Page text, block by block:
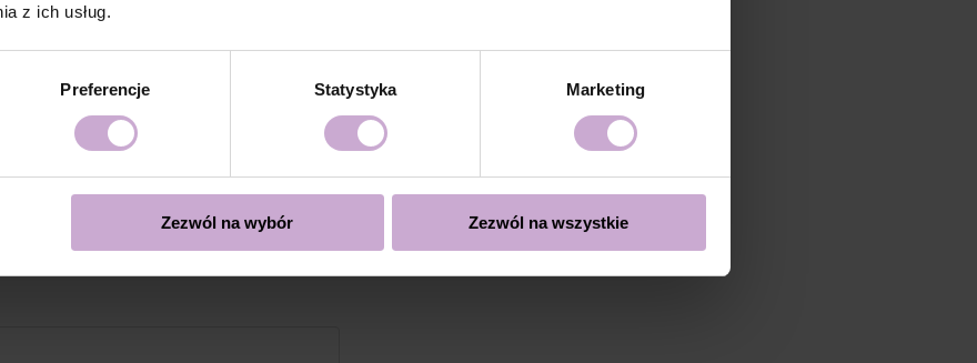
z ich usług.
Preferencje Statystyka Marketing
Zezwól na wybór Zezwól na wszystkie
i utwardzaj w lampie LED/UV 48W przez 2-4
minuty.